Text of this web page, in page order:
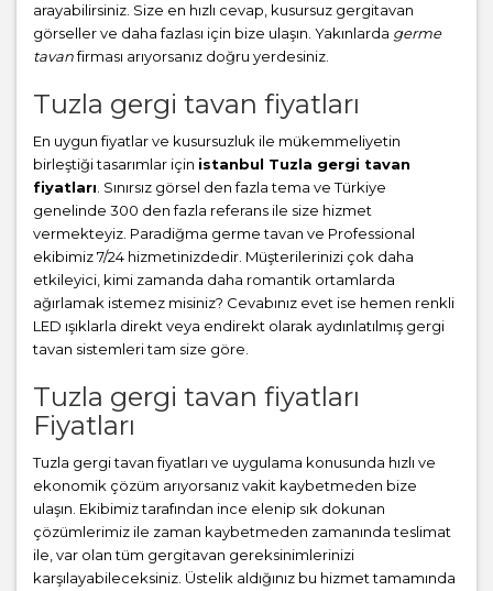
arayabilirsiniz. Size en hızlı cevap, kusursuz gergitavan
görseller ve daha fazlası için bize ulaşın. Yakınlarda germe
tavanfirması arıyorsanız doğru yerdesiniz.
Tuzla gergi tavan fiyatları
En uygun fiyatlar ve kusursuzluk ile mükemmeliyetin
birleştiği tasarımlar için istanbul Tuzla gergi tavan
fiyatları . Sınırsız görsel den fazla tema ve Türkiye
genelinde 300 den fazla referans ile size hizmet
vermekteyiz. Paradiğma germe tavan ve Professional
ekibimiz 7/24 hizmetinizdedir. Müşterilerinizi çok daha
etkileyici, kimi zamanda daha romantik ortamlarda
ağırlamak istemez misiniz? Cevabınız evet ise hemen renkli
LED ışıklarla direkt veya endirekt olarak aydınlatılmış gergi
tavan sistemleri tam size göre.
Tuzla gergi tavan fiyatları
Fiyatları
Tuzla gergi tavan fiyatları ve uygulama konusunda hızlı ve
ekonomik çözüm arıyorsanız vakit kaybetmeden bize
ulaşın. Ekibimiz tarafından ince elenip sık dokunan
çözümlerimiz ile zaman kaybetmeden zamanında teslimat
ile, var olan tüm gergitavan gereksinimlerinizi
karşılayabileceksiniz. Üstelik aldığınız bu hizmet tamamında